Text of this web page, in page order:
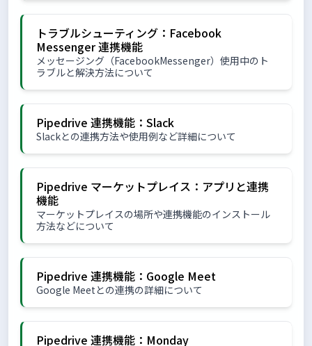
トラブルシューティング：Facebook
Messenger 連携機能
メッセージング（FacebookMessenger）使用中のト
ラブルと解決方法について
Pipedrive 連携機能：Slack
Slackとの連携方法や使用例など詳細について
Pipedrive マーケットプレイス：アプリと連携
機能
マーケットプレイスの場所や連携機能のインストール
方法などについて
Pipedrive 連携機能：Google Meet
Google Meetとの連携の詳細について
Pipedrive 連携機能：Monday